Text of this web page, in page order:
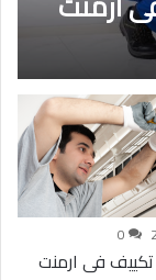
0
فى ارمنت